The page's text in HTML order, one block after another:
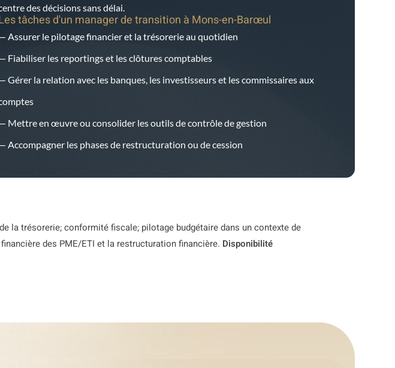
des décisions sans délai.
tâches d'un manager de transition à Mons-en-Barœul
Assurer le pilotage financier et la trésorerie au quotidien
Fiabiliser les reportings et les clôtures comptables
Gérer la relation avec les banques, les investisseurs et les commissaires aux
Mettre en œuvre ou consolider les outils de contrôle de gestion
Accompagner les phases de restructuration ou de cession
la trésorerie; conformité fiscale; pilotage budgétaire dans un contexte de
des PME/ETI et la restructuration financière. Disponibilité